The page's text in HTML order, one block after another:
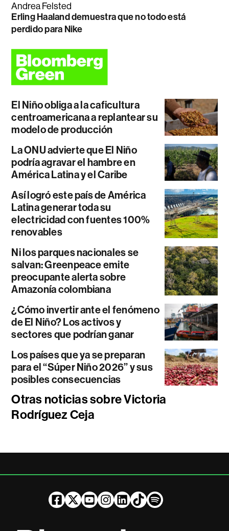
Andrea Felsted
Erling Haaland demuestra que no todo está
perdido para Nike
El Niño obliga a la caficultura
centroamericana a replantear su
modelo de producción
La ONU advierte que El Niño
podría agravar el hambre en
América Latina y el Caribe
Así logró este país de América
Latina generar toda su
electricidad con fuentes 100%
renovables
Ni los parques nacionales se
salvan: Greenpeace emite
preocupante alerta sobre
Amazonía colombiana
¿Cómo invertir ante el fenómeno
de El Niño? Los activos y
sectores que podrían ganar
Los países que ya se preparan
para el “Súper Niño 2026” y sus
posibles consecuencias
Otras noticias sobre Victoria
Rodríguez Ceja